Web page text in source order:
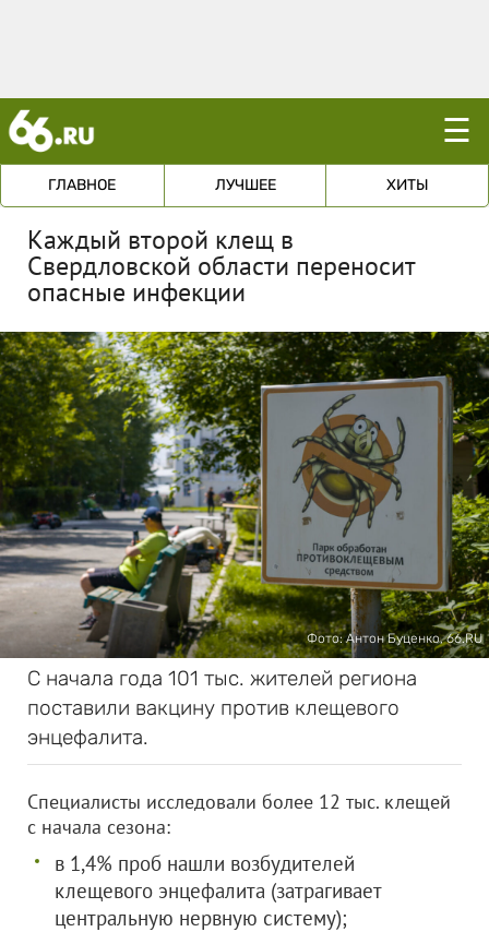
☰
ГЛАВНОЕ ЛУЧШЕЕ ХИТЫ
Каждый второй клещ в
Свердловской области переносит
опасные инфекции
Фото: Антон Буценко, 66.RU
С начала года 101 тыс. жителей региона
поставили вакцину против клещевого
энцефалита.
Специалисты исследовали более 12 тыс. клещей
с начала сезона:
в 1,4% проб нашли возбудителей
клещевого энцефалита (затрагивает
центральную нервную систему);